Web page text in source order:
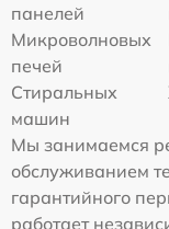
панелей
Микроволновых
печей
Стиральных
машин
Мы занимаемся
обслуживанием
гарантийного
работает